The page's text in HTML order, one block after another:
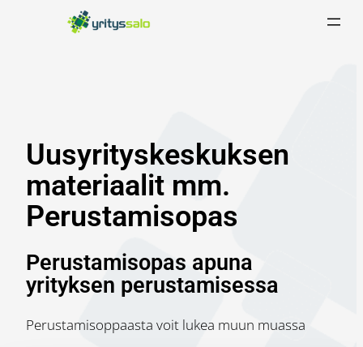
Uusyrityskeskuksen
materiaalit mm.
Perustamisopas
Perustamisopas apuna
yrityksen perustamisessa
Perustamisoppaasta voit lukea muun muassa